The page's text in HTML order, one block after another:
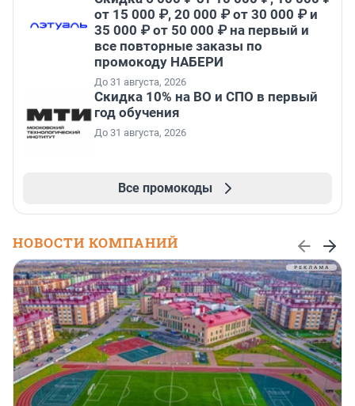
от 15 000 ₽, 20 000 ₽ от 30 000 ₽ и
35 000 ₽ от 50 000 ₽ на первый и
все повторные заказы по
промокоду НАБЕРИ
До 31 августа, 2026
Скидка 10% на ВО и СПО в первый
год обучения
До 31 августа, 2026
Все промокоды
НОВОСТИ КОМПАНИЙ